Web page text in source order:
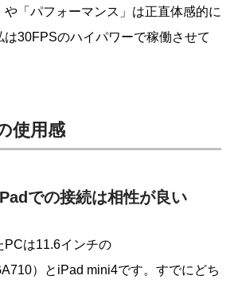
や「パフォーマンス」は正直体感的に
は30FPSのハイパワーで稼働させて
使用感
での接続は相性が良い
PCは11.6インチの
）とiPad mini4です。すでにどち